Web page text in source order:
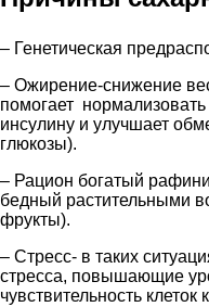
– Генетическая
– Ожирение-снижение
помогает нормализовать
инсулину и улучшает
глюкозы).
– Рацион богатый
бедный растительными
фрукты).
– Стресс- в таких
стресса, повышающие
чувствительность клеток